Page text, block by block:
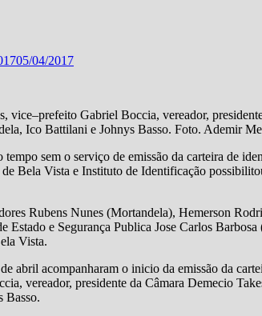
05/04/2017
vice–prefeito Gabriel Boccia, vereador,
Ico Battilani e Johnys Basso. Foto. Ademir
sem o serviço de emissão da carteira de
Bela Vista e Instituto de Identificação
Rubens Nunes (Mortandela), Hemerson
Estado e Segurança Publica Jose Carlos
Vista.
abril acompanharam o inicio da emissão da
vereador, presidente da Câmara Demecio
Basso.